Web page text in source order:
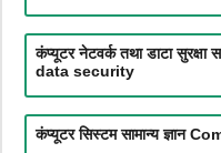
कंप्यूटर नेटवर्क तथा डाटा
data security
कंप्यूटर सिस्टम सामान्य ज्ञान